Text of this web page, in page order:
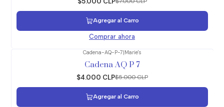
Agregar al Carro
Comprar ahora
Cadena-AQ-P-7|Marie's
Cadena AQ P 7
$4.000 CLP$5.000 CLP
Agregar al Carro